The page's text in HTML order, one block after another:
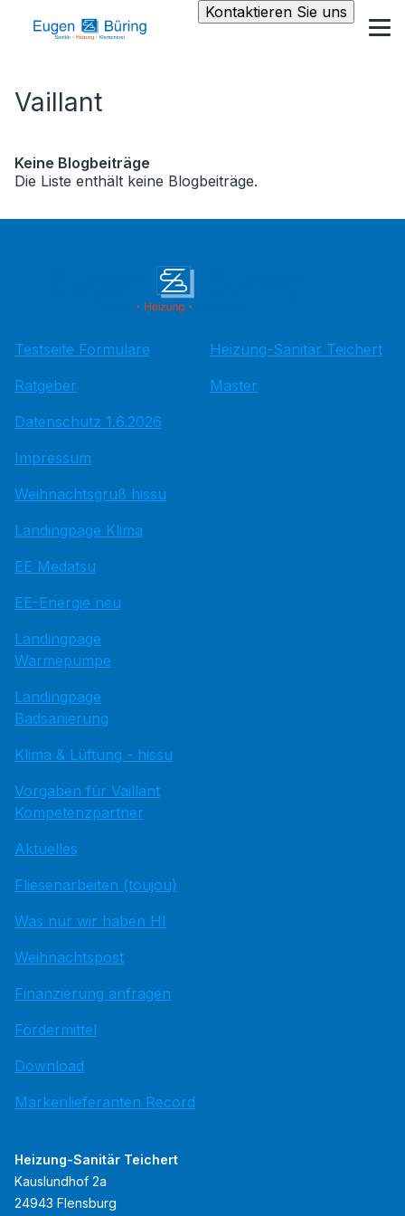
Kontaktieren Sie uns
Vaillant
Keine Blogbeiträge
Die Liste enthält keine Blogbeiträge.
Testseite Formulare
Ratgeber
Datenschutz 1.6.2026
Impressum
Weihnachtsgruß hissu
Landingpage Klima
EE Medatsu
EE-Energie neu
Landingpage
Wärmepumpe
Landingpage
Badsanierung
Klima & Lüftung - hissu
Vorgaben für Vaillant
Kompetenzpartner
Aktuelles
Fliesenarbeiten (toujou)
Was nur wir haben HI
Weihnachtspost
Finanzierung anfragen
Fördermittel
Download
Markenlieferanten Record
Heizung-Sanitär Teichert
Master
Heizung-Sanitär Teichert
Kauslundhof 2a
24943 Flensburg